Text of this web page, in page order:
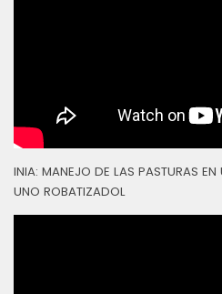
INIA: MANEJO DE LAS PASTURAS
UNO ROBATIZADOL